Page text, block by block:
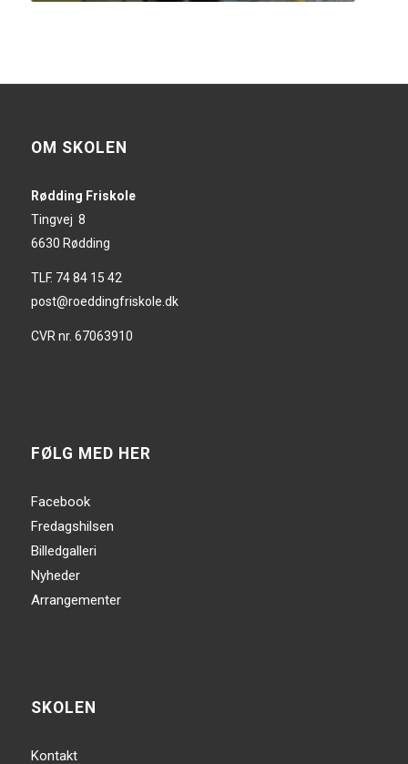
OM SKOLEN
Rødding Friskole
Tingvej 8
6630 Rødding
TLF. 74 84 15 42
post@roeddingfriskole.dk
CVR nr. 67063910
FØLG MED HER
Facebook
Fredagshilsen
Billedgalleri
Nyheder
Arrangementer
SKOLEN
Kontakt